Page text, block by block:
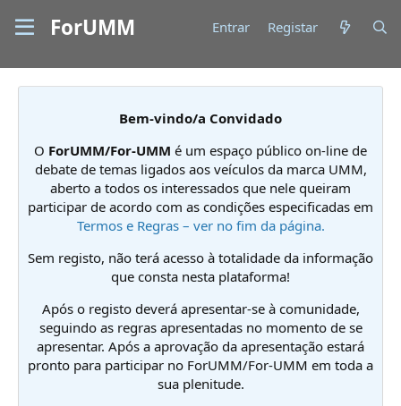
ForUMM Entrar Registar
Bem-vindo/a Convidado
O ForUMM/For-UMM é um espaço público on-line de
debate de temas ligados aos veículos da marca UMM,
aberto a todos os interessados que nele queiram
participar de acordo com as condições especificadas em
Termos e Regras – ver no fim da página.
Sem registo, não terá acesso à totalidade da informação
que consta nesta plataforma!
Após o registo deverá apresentar-se à comunidade,
seguindo as regras apresentadas no momento de se
apresentar. Após a aprovação da apresentação estará
pronto para participar no ForUMM/For-UMM em toda a
sua plenitude.